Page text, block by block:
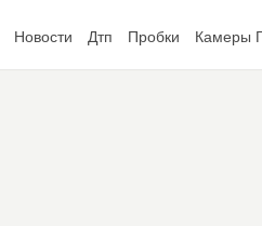
Новости Дтп Пробки Камеры